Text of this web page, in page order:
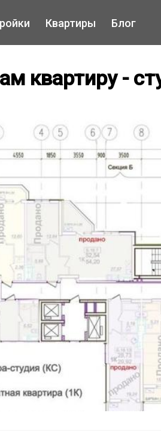
Квартиры Блог
квартиру -